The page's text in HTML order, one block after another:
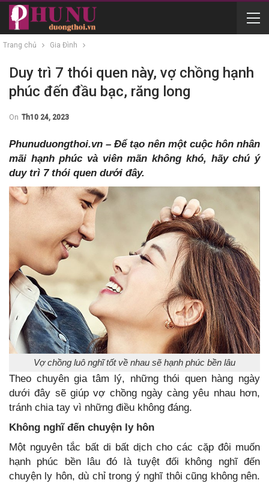
Trang chủ Gia Đình
Duy trì 7 thói quen này, vợ chồng hạnh
phúc đến đầu bạc, răng long
On Th10 24, 2023
Phunuduongthoi.vn – Để tạo nên một cuộc hôn nhân
mãi hạnh phúc và viên mãn không khó, hãy chú ý
duy trì 7 thói quen dưới đây.
Vợ chồng luô nghĩ tốt về nhau sẽ hạnh phúc bền lâu
Theo chuyên gia tâm lý, những thói quen hàng ngày
dưới đây sẽ giúp vợ chồng ngày càng yêu nhau hơn,
tránh chia tay vì những điều không đáng.
Không nghĩ đến chuyện ly hôn
Một nguyên tắc bất di bất dịch cho các cặp đôi muốn
hạnh phúc bền lâu đó là tuyệt đối không nghĩ đến
chuyện ly hôn, dù chỉ trong ý nghĩ thôi cũng không nên.